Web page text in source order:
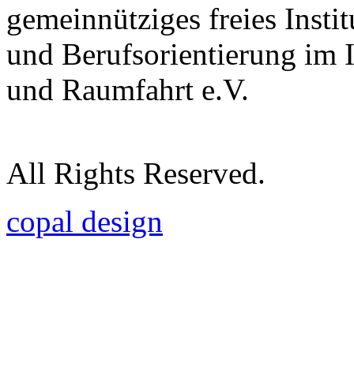
gemeinnütziges freies
und Berufsorientierung im
und Raumfahrt e.V.
All Rights Reserved.
copal design